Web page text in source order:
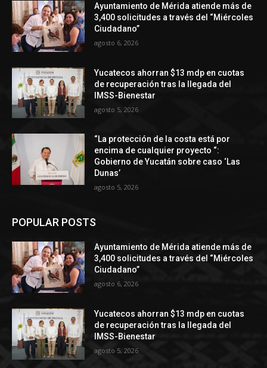
Ayuntamiento de Mérida atiende más de
3,400 solicitudes a través del “Miércoles
Ciudadano”
agosto 6, 2026
Yucatecos ahorran $13 mdp en cuotas
de recuperación tras la llegada del
IMSS-Bienestar
agosto 5, 2026
“La protección de la costa está por
encima de cualquier proyecto “:
Gobierno de Yucatán sobre caso ‘Las
Dunas’
agosto 5, 2026
POPULAR POSTS
Ayuntamiento de Mérida atiende más de
3,400 solicitudes a través del “Miércoles
Ciudadano”
agosto 6, 2026
Yucatecos ahorran $13 mdp en cuotas
de recuperación tras la llegada del
IMSS-Bienestar
agosto 5, 2026